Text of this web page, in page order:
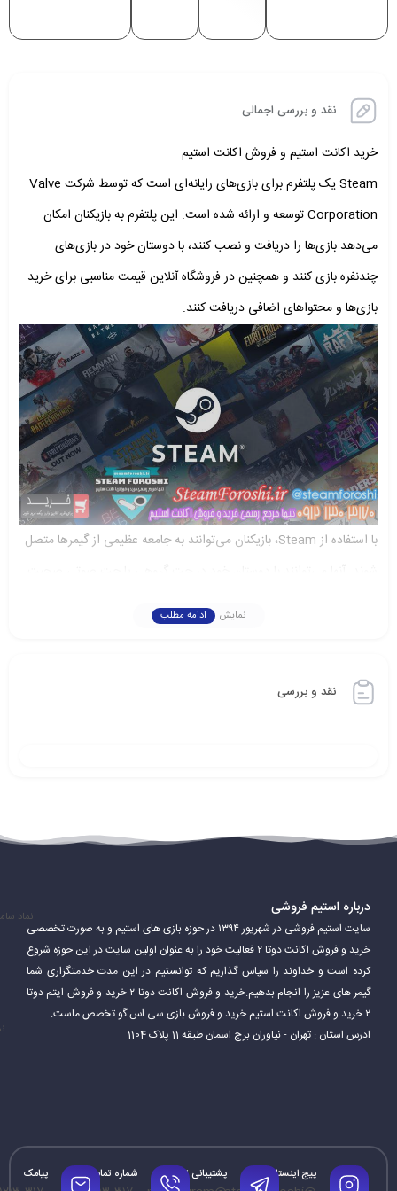
نقد و بررسی اجمالی
خرید اکانت استیم و فروش اکانت استیم
Steam یک پلتفرم برای بازی‌های رایانه‌ای است که توسط شرکت Valve
Corporation توسعه و ارائه شده است. این پلتفرم به بازیکنان امکان
می‌دهد بازی‌ها را دریافت و نصب کنند، با دوستان خود در بازی‌های
چندنفره بازی کنند و همچنین در فروشگاه آنلاین قیمت مناسبی برای خرید
بازی‌ها و محتواهای اضافی دریافت کنند.
با استفاده از Steam، بازیکنان می‌توانند به جامعه عظیمی از گیمرها متصل
Steam همچنین قابلیت‌های اضافی ارائه می‌دهد که به بازیکنان امکان
می‌دهد از آن لذت ببرند. این شامل سابقه بازی، برنامه و نمایه بازیکنان و
همچنین برتری‌هایی است که در بازی‌ها کسب کرده‌اند. Steam نیز به
بازیکنان امکان می‌دهد محتواها و مودهای ایجاد شده توسط جامعه را
نصب کرده و بازی را به سبک دلخواه خود تغییر دهند.
نمایش ادامه مطلب
نقد و بررسی
درباره استیم فروشی
سایت استیم فروشی در شهریور ۱۳۹۴ در حوزه بازی های استیم و به صورت تخصصی
خرید و فروش اکانت دوتا ۲ فعالیت خود را به عنوان اولین سایت در این حوزه شروع
کرده است و خداوند را سپاس گذاریم که توانستیم در این مدت خدمتگزاری شما
گیمر های عزیز را انجام بدهیم.خرید و فروش اکانت دوتا ۲ خرید و فروش ایتم دوتا
۲ خرید و فروش اکانت استیم خرید و فروش بازی سی اس گو تخصص ماست.
ادرس استان : تهران - نیاوران برج اسمان طبقه 11 پلاک 1104
نماد
پیج اینستاگرام پشتیبانی تلگرام شماره تماس پیامک